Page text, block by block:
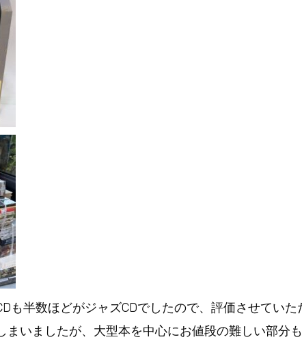
も半数ほどがジャズCDでしたので、評価させていた
まいましたが、大型本を中心にお値段の難しい部分